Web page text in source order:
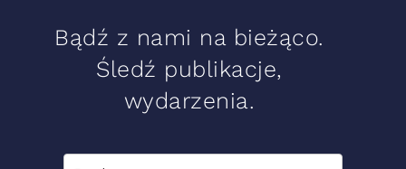
Bądź z nami na bieżąco.
Śledź publikacje,
wydarzenia.